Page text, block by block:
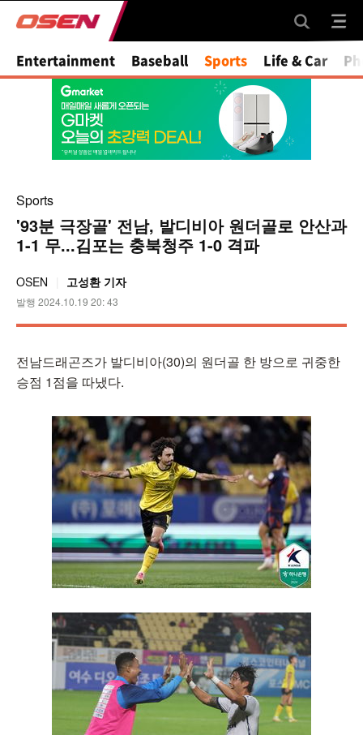
Entertainment Baseball Sports Life & Car
Sports
'93분 극장골' 전남, 발디비아 원더골로 안산과
1-1 무...김포는 충북청주 1-0 격파
OSEN 고성환 기자
발행 2024.10.19 20: 43
전남드래곤즈가 발디비아(30)의 원더골 한 방으로 귀중한
승점 1점을 따냈다.